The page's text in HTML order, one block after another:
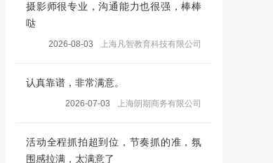
摄影师很专业，沟通能力也很强，棒棒
哒
2026-08-03 上海凡智教育科技有限公司
认真靠谱，非常满意。
2026-07-03 上海朗期商务有限公司
活动全程抓拍超到位，节奏抓的准，氛
围感拉满，太满意了